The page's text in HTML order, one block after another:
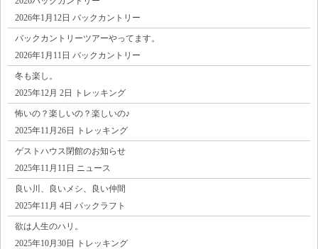
2026年1月12日 バックカントリー
バックカントリーツアーやってます。
2026年1月11日 バックカントリー
冬も楽し。
2025年12月 2日 トレッキング
怖いの？楽しいの？楽しいの♪
2025年11月26日 トレッキング
ゲストハウス閉館のお知らせ
2025年11月11日 ニュース
良い川、良いメシ、良い仲間
2025年11月 4日 パックラフト
欲は人生のハリ。
2025年10月30日 トレッキング